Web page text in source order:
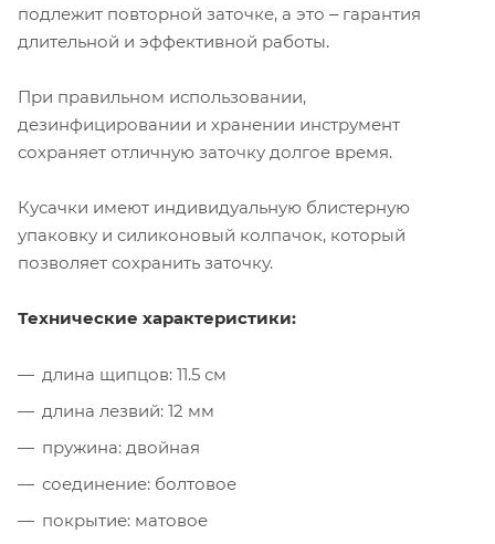
подлежит повторной заточке, а это ‒ гарантия
длительной и эффективной работы.
При правильном использовании,
дезинфицировании и хранении инструмент
сохраняет отличную заточку долгое время.
Кусачки имеют индивидуальную блистерную
упаковку и силиконовый колпачок, который
позволяет сохранить заточку.
Технические характеристики:
длина щипцов: 11.5 см
длина лезвий: 12 мм
пружина: двойная
соединение: болтовое
покрытие: матовое